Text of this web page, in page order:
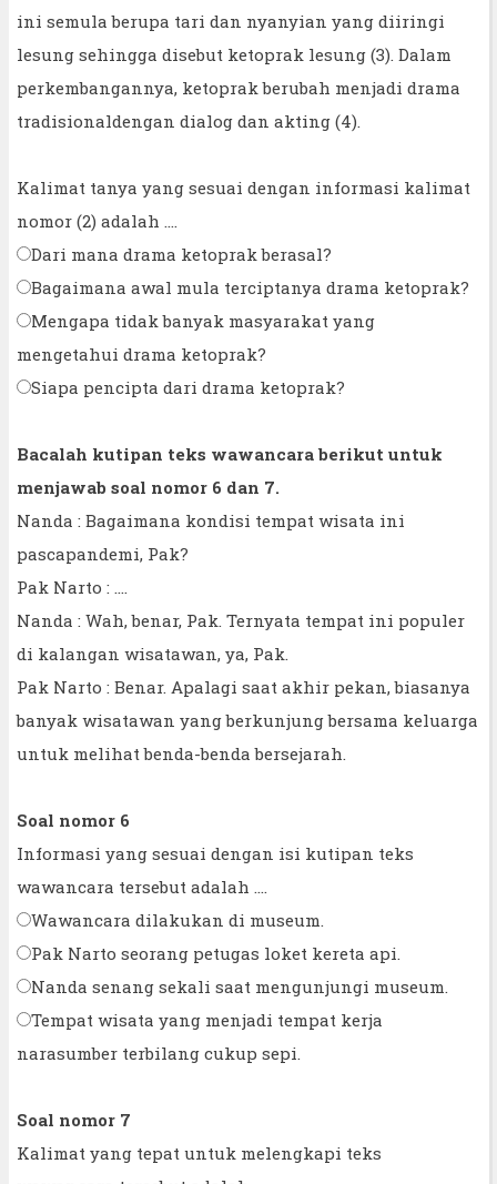
ini semula berupa tari dan nyanyian yang diiringi
lesung sehingga disebut ketoprak lesung (3). Dalam
perkembangannya, ketoprak berubah menjadi drama
tradisionaldengan dialog dan akting (4).
Kalimat tanya yang sesuai dengan informasi kalimat
nomor (2) adalah ....
Dari mana drama ketoprak berasal?
Bagaimana awal mula terciptanya drama ketoprak?
Mengapa tidak banyak masyarakat yang
mengetahui drama ketoprak?
Siapa pencipta dari drama ketoprak?
Bacalah kutipan teks wawancara berikut untuk
menjawab soal nomor 6 dan 7.
Nanda : Bagaimana kondisi tempat wisata ini
pascapandemi, Pak?
Pak Narto : ....
Nanda : Wah, benar, Pak. Ternyata tempat ini populer
di kalangan wisatawan, ya, Pak.
Pak Narto : Benar. Apalagi saat akhir pekan, biasanya
banyak wisatawan yang berkunjung bersama keluarga
untuk melihat benda-benda bersejarah.
Soal nomor 6
Informasi yang sesuai dengan isi kutipan teks
wawancara tersebut adalah ....
Wawancara dilakukan di museum.
Pak Narto seorang petugas loket kereta api.
Nanda senang sekali saat mengunjungi museum.
Tempat wisata yang menjadi tempat kerja
narasumber terbilang cukup sepi.
Soal nomor 7
Kalimat yang tepat untuk melengkapi teks